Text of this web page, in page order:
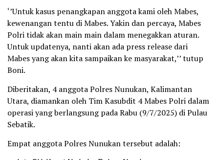
‘’Untuk kasus penangkapan anggota kami oleh Mabes,
kewenangan tentu di Mabes. Yakin dan percaya, Mabes
Polri tidak akan main main dalam menegakkan aturan.
Untuk updatenya, nanti akan ada press release dari
Mabes yang akan kita sampaikan ke masyarakat,’’ tutup
Boni.
Diberitakan, 4 anggota Polres Nunukan, Kalimantan
Utara, diamankan oleh Tim Kasubdit 4 Mabes Polri dalam
operasi yang berlangsung pada Rabu (9/7/2025) di Pulau
Sebatik.
Empat anggota Polres Nunukan tersebut adalah: